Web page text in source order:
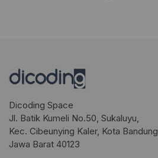
Dicoding Space
Jl. Batik Kumeli No.50, Sukaluyu,
Kec. Cibeunying Kaler, Kota Bandung
Jawa Barat 40123